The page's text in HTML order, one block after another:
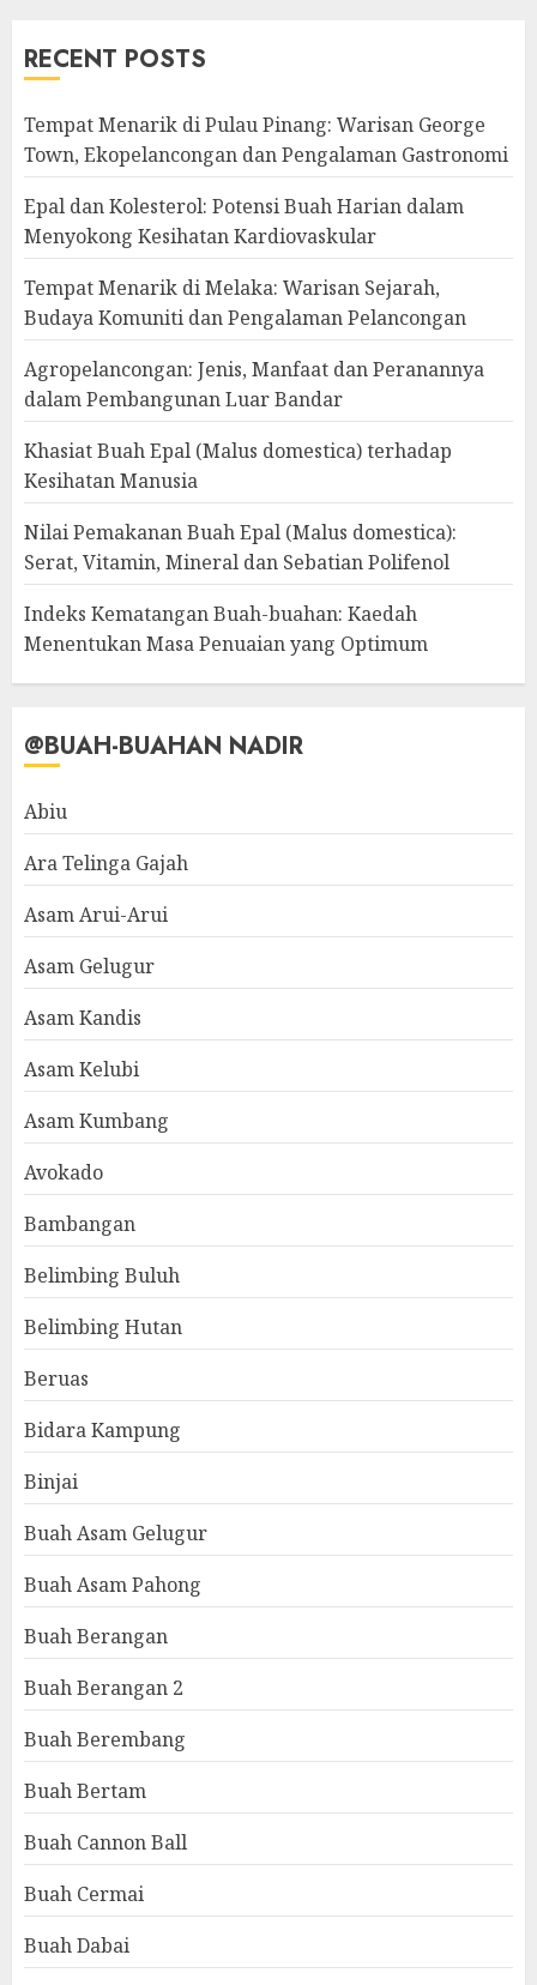
RECENT POSTS
Tempat Menarik di Pulau Pinang: Warisan George
Town, Ekopelancongan dan Pengalaman Gastronomi
Epal dan Kolesterol: Potensi Buah Harian dalam
Menyokong Kesihatan Kardiovaskular
Tempat Menarik di Melaka: Warisan Sejarah,
Budaya Komuniti dan Pengalaman Pelancongan
Agropelancongan: Jenis, Manfaat dan Peranannya
dalam Pembangunan Luar Bandar
Khasiat Buah Epal (Malus domestica) terhadap
Kesihatan Manusia
Nilai Pemakanan Buah Epal (Malus domestica):
Serat, Vitamin, Mineral dan Sebatian Polifenol
Indeks Kematangan Buah-buahan: Kaedah
Menentukan Masa Penuaian yang Optimum
@BUAH-BUAHAN NADIR
Abiu
Ara Telinga Gajah
Asam Arui-Arui
Asam Gelugur
Asam Kandis
Asam Kelubi
Asam Kumbang
Avokado
Bambangan
Belimbing Buluh
Belimbing Hutan
Beruas
Bidara Kampung
Binjai
Buah Asam Gelugur
Buah Asam Pahong
Buah Berangan
Buah Berangan 2
Buah Berembang
Buah Bertam
Buah Cannon Ball
Buah Cermai
Buah Dabai